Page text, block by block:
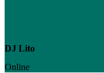
DJ Lito
Online